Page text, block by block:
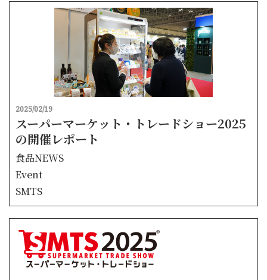
2025/02/19
スーパーマーケット・トレードショー2025
の開催レポート
食品NEWS
Event
SMTS